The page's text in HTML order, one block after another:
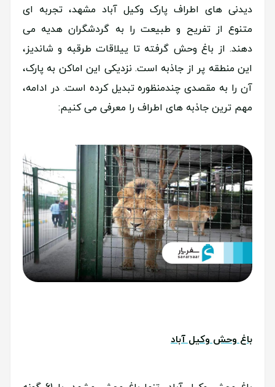
دیدنی های اطراف پارک وکیل آباد مشهد، تجربه ای
متنوع از تفریح و طبیعت را به گردشگران هدیه می
دهند. از باغ وحش گرفته تا ییلاقات طرقبه و شاندیز،
این منطقه پر از جاذبه است. نزدیکی این اماکن به پارک،
آن را به مقصدی چندمنظوره تبدیل کرده است. در ادامه،
مهم ترین جاذبه های اطراف را معرفی می کنیم:
باغ وحش وکیل آباد